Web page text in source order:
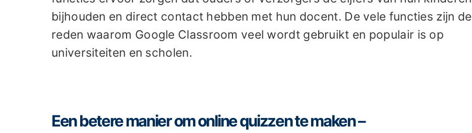
bijhouden en direct contact hebben met hun docent. De vele functies zijn de
reden waarom Google Classroom veel wordt gebruikt en populair is op
universiteiten en scholen.
Een betere manier om online quizzen te maken –